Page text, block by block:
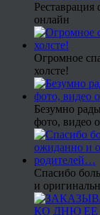
Реставрация
онлайн
Огромное
холсте!
Безумно
фото, видео
Спасибо
и